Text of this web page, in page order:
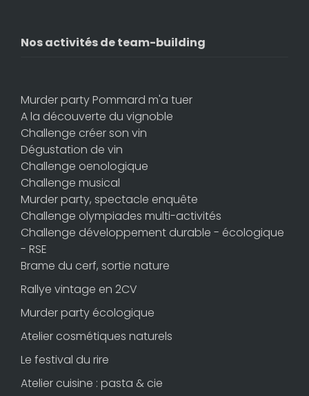
Nos activités de team-building
Murder party Pommard m'a tuer
A la découverte du vignoble
Challenge créer son vin
Dégustation de vin
Challenge oenologique
Challenge musical
Murder party, spectacle enquête
Challenge olympiades multi-activités
Challenge développement durable - écologique
- RSE
Brame du cerf, sortie nature
Rallye vintage en 2CV
Murder party écologique
Atelier cosmétiques naturels
Le festival du rire
Atelier cuisine : pasta & cie